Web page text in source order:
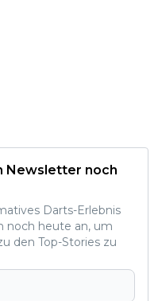
Newsletter noch
Darts-Erlebnis
noch heute an, um
den Top-Stories zu